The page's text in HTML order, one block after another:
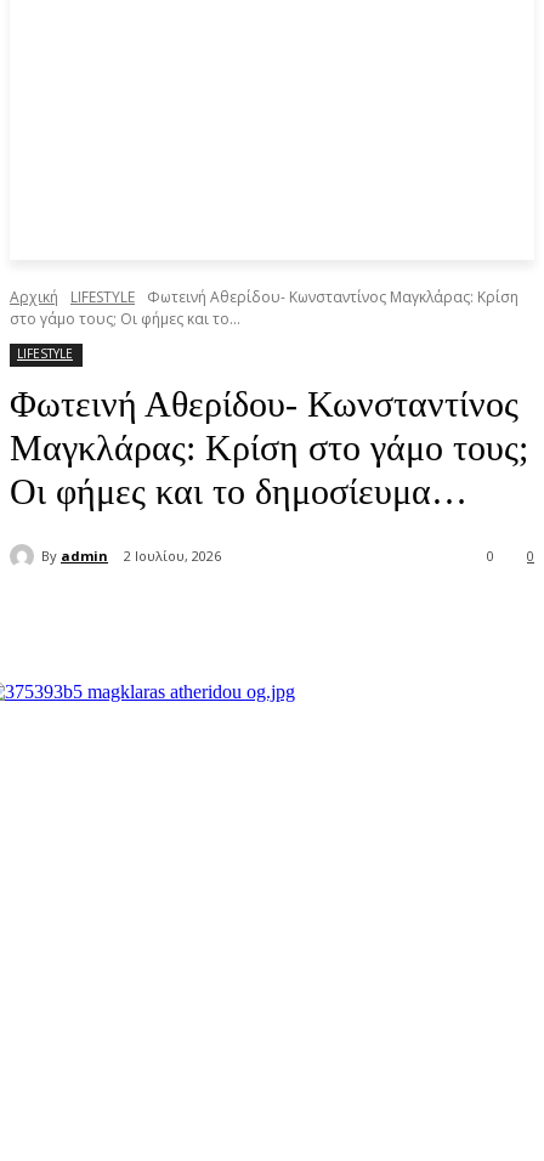
Αρχική LIFESTYLE
Φωτεινή Αθερίδου- Κωνσταντίνος Μαγκλάρας: Κρίση
στο γάμο τους; Οι φήμες και το...
LIFESTYLE
Φωτεινή Αθερίδου- Κωνσταντίνος
Μαγκλάρας: Κρίση στο γάμο τους;
Οι φήμες και το δημοσίευμα…
By admin 2 Ιουλίου, 2026 0
0